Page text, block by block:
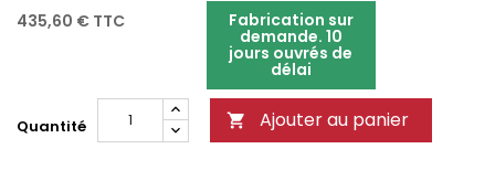
435,60 € TTC Fabrication sur
demande. 10
jours ouvrés de
délai
Quantité  Ajouter au panier